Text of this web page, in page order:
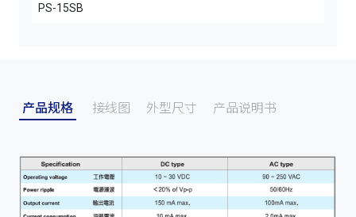
PS-15SB
产品规格 接线图 外型尺寸 产品说明书